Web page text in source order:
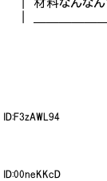
＿＿＿＿
ID:F3zAWL94
ID:00neKKcD